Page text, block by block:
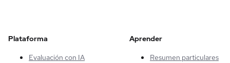
Plataforma
Evaluación con IA
Aprender
Resumen particulares